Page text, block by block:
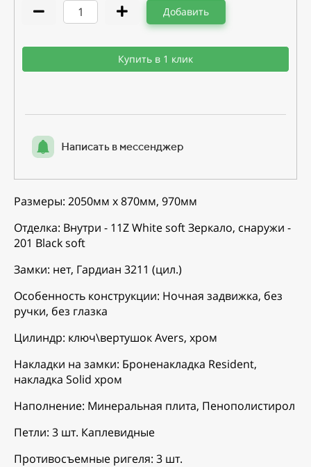
Добавить
Купить в 1 клик
Написать в мессенджер
Размеры: 2050мм х 870мм, 970мм
Отделка: Внутри - 11Z White soft Зеркало, снаружи -
201 Black soft
Замки: нет, Гардиан 3211 (цил.)
Особенность конструкции: Ночная задвижка, без
ручки, без глазка
Цилиндр: ключ\вертушок Avers, хром
Накладки на замки: Броненакладка Resident,
накладка Solid хром
Наполнение: Минеральная плита, Пенополистирол
Петли: 3 шт. Каплевидные
Противосъемные ригеля: 3 шт.